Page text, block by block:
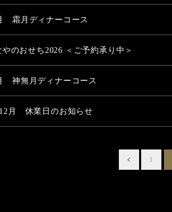
霜月ディナーコース
のおせち2026 ＜ご予約承り中＞
神無月ディナーコース
月 休業日のお知らせ
1